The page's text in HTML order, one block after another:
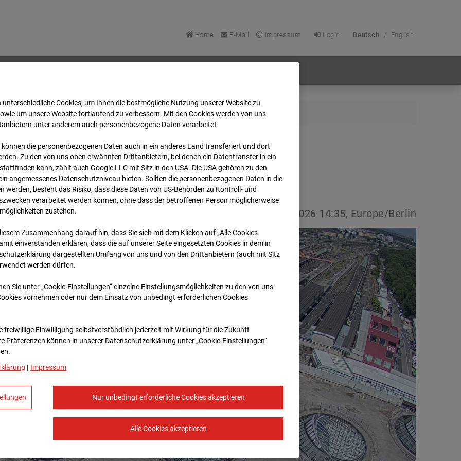
Home E-Mail Impressum Login Deutsch / English
-Cam8 Archiv 2026 07 08 14:35
-Cam8
08.07.2026 14:35, Europe/Berlin
unterschiedliche Cookies, um Ihnen die best­mögliche Nutzung unserer Website zu
um unsere Website fortlaufend zu verbessern. Mit den Cookies werden von uns
unter anderem auch personenbezogene Daten verarbeitet.
können die personenbezogenen Daten auch in ein anderes Land transferiert und dort
Zu den von uns oben erwähnten Drittanbietern, bei denen ein Datentransfer in ein
kann, zählt auch Google LLC mit Sitz in den USA. Die USA gehören zu den
angemessenes Datenschutzniveau bieten. Sollten die personenbezogenen Daten in die
werden, besteht das Risiko, dass diese Daten von US-Behörden zu Kontroll- und
verarbeitet werden können, ohne dass der betroffenen Person möglicherweise
zustehen.
Zusammenhang darauf hin, dass Sie sich mit dem Klicken auf „Alle Cookies
ein­ver­standen erklären, dass die auf unserer Seite eingesetzten Cookies in dem in
dargestellten Umfang von uns und von den Drittanbietern (auch mit Sitz
werden dürfen.
Sie unter „Cookie-Einstellungen“ einzelne Einstellungsmöglichkeiten zu den von uns
vornehmen oder nur dem Einsatz von unbedingt erforderlichen Cookies
freiwillige Einwilligung selbstverständlich jederzeit mit Wirkung für die Zukunft
Prä­fe­renzen können in unserer Datenschutzerklärung unter „Cookie-Einstellungen“
| Impressum
Nur unbedingt erforderliche Cookies akzeptieren
Alle Cookies akzeptieren